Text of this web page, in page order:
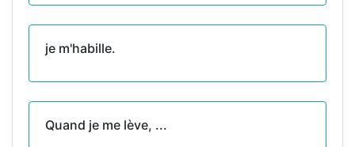
je m'habille.
Quand je me lève, ...